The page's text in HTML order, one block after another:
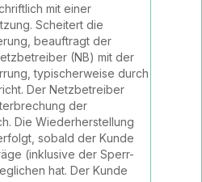
mit einer
Scheitert die
beauftragt der
(NB) mit der
typischerweise durch
Der Netzbetreiber
der
Die Wiederherstellung
sobald der Kunde
(inklusive der Sperr-
hat. Der Kunde